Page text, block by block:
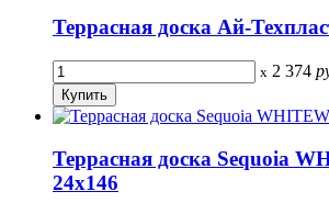
Террасная доска Ай-
x 2 374
Террасная доска Sequoia
24х146